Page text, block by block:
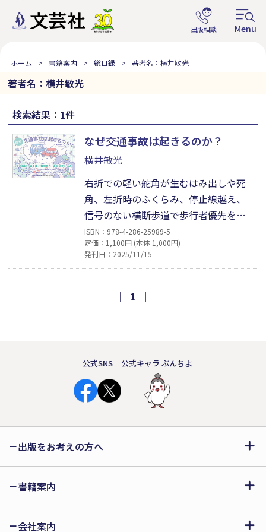
ホーム 書籍案内 総目録 著者名：横井敏光
著者名：横井敏光
検索結果：1件
なぜ交通事故は起きるのか？
横井敏光
右折での軽い舵角が生むはみ出しや死
角、左折時のふくらみ、停止線越え、
信号のない横断歩道で歩行者優先を守
らない癖、黄信号への加速、前走大型
車に追随して信号確認を怠る危険、歩
道の歩行者見落とし、中央分離帯付近
や優先区画の誤用までを、イラストで
ISBN：978-4-286-25989-5
定価：1,100円 (本体 1,000円)
発刊日：2025/11/15
｜ 1 ｜
公式SNS 公式キャラ ぶんちよ
出版をお考えの方へ
書籍案内
会社案内